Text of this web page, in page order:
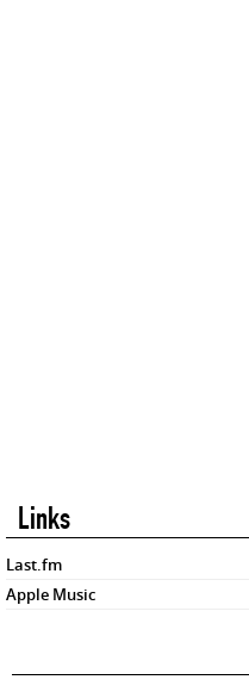
Links
Last.fm
Apple Music